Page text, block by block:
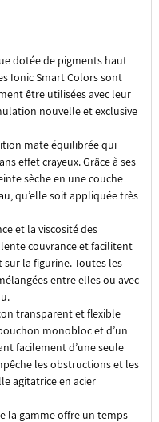
dotée de pigments haut
Ionic Smart Colors sont
être utilisées avec leur
nouvelle et exclusive
mate équilibrée qui
effet crayeux. Grâce à ses
sèche en une couche
qu’elle soit appliquée très
et la viscosité des
couvrance et facilitent
la figurine. Toutes les
entre elles ou avec
transparent et flexible
monobloc et d’un
facilement d’une seule
les obstructions et les
agitatrice en acier
la gamme offre un temps